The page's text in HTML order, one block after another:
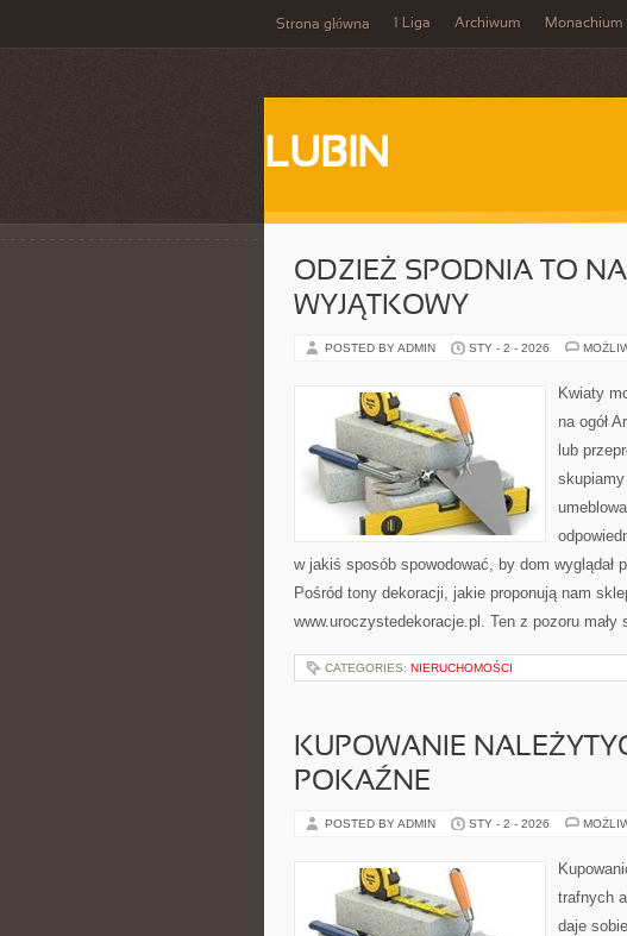
Strona główna 1 Liga Archiwum Monachium
LUBIN
ODZIEŻ SPODNIA TO
WYJĄTKOWY
POSTED BY ADMIN STY - 2 - 2026
Kwiaty
na ogół
lub
w jakiś sposób spowodować, by dom
Pośród tony dekoracji, jakie proponują nam
www.uroczystedekoracje.pl. Ten z pozoru
CATEGORIES: NIERUCHOMOŚCI
KUPOWANIE
POKAŹNE
POSTED BY ADMIN STY - 2 - 2026
trafnych
daje